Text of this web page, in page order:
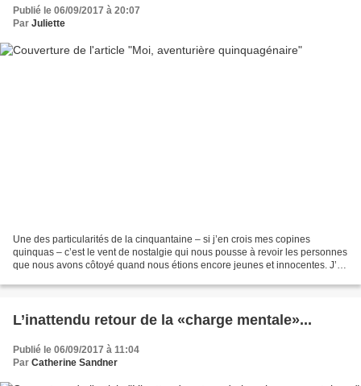
Publié le 06/09/2017 à 20:07
Par Juliette
Une des particularités de la cinquantaine – si j’en crois mes copines
quinquas – c’est le vent de nostalgie qui nous pousse à revoir les personnes
que nous avons côtoyé quand nous étions encore jeunes et innocentes. J’ai
L’inattendu retour de la «charge mentale»...
Publié le 06/09/2017 à 11:04
Par Catherine Sandner